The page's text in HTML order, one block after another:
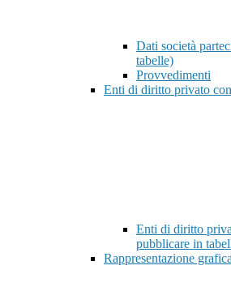
Dati società
tabelle)
Provvedimenti
Enti di diritto privato
Enti di diritto
pubblicare in
Rappresentazione grafica